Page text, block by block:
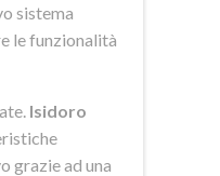
sistema
le funzionalità
Isidoro
grazie ad una